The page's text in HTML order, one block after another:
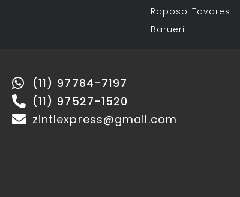
Raposo Tavares
Barueri
(11) 97784-7197
(11) 97527-1520
zintlexpress@gmail.com